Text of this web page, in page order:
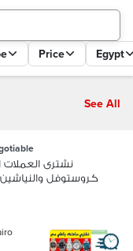
Price Egypt
See All
نشترى العملات
كروستوفل والنياشين